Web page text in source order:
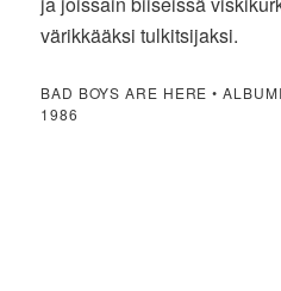
värikkääksi tulkitsijaksi.
BAD BOYS ARE HERE •
1986